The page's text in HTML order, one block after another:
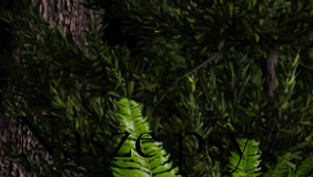
Nasze psy